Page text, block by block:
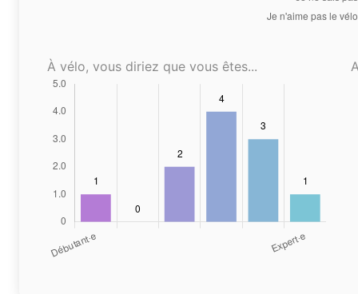
À vélo, vous diriez que vous êtes...